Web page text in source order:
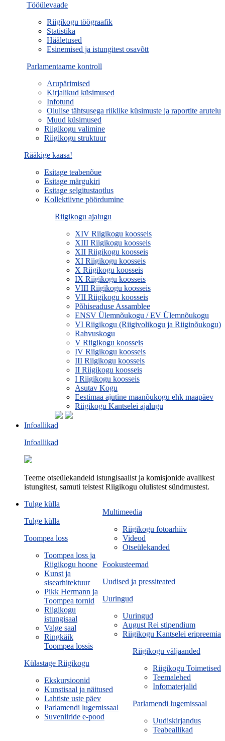
Tööülevaade
Riigikogu töögraafik
Statistika
Hääletused
Esinemised ja istungitest osavõtt
Parlamentaarne kontroll
Arupärimised
Kirjalikud küsimused
Infotund
Olulise tähtsusega riiklike küsimuste ja raportite arutelu
Muud küsimused
Riigikogu valimine
Riigikogu struktuur
Rääkige kaasa!
Esitage teabenõue
Esitage märgukiri
Esitage selgitustaotlus
Kollektiivne pöördumine
Riigikogu ajalugu
XIV Riigikogu koosseis
XIII Riigikogu koosseis
XII Riigikogu koosseis
XI Riigikogu koosseis
X Riigikogu koosseis
IX Riigikogu koosseis
VIII Riigikogu koosseis
VII Riigikogu koosseis
Põhiseaduse Assamblee
ENSV Ülemnõukogu / EV Ülemnõukogu
VI Riigikogu (Riigivolikogu ja Riiginõukogu)
Rahvuskogu
V Riigikogu koosseis
IV Riigikogu koosseis
III Riigikogu koosseis
II Riigikogu koosseis
I Riigikogu koosseis
Asutav Kogu
Eestimaa ajutine maanõukogu ehk maapäev
Riigikogu Kantselei ajalugu
Infoallikad
Infoallikad
Teeme otseülekandeid istungisaalist ja komisjonide avalikest
istungitest, samuti teistest Riigikogu olulistest sündmustest.
Multimeedia
Riigikogu fotoarhiiv
Videod
Otseülekanded
Fookusteemad
Uudised ja pressiteated
Uuringud
Uuringud
August Rei stipendium
Riigikogu Kantselei eripreemia
Riigikogu väljaanded
Riigikogu Toimetised
Teemalehed
Infomaterjalid
Parlamendi lugemissaal
Uudiskirjandus
Teabeallikad
Tulge külla
Tulge külla
Toompea loss
Toompea loss ja
Riigikogu hoone
Kunst ja
sisearhitektuur
Pikk Hermann ja
Toompea tornid
Riigikogu
istungisaal
Valge saal
Ringkäik
Toompea lossis
Külastage Riigikogu
Ekskursioonid
Kunstisaal ja näitused
Lahtiste uste päev
Parlamendi lugemissaal
Suveniiride e-pood